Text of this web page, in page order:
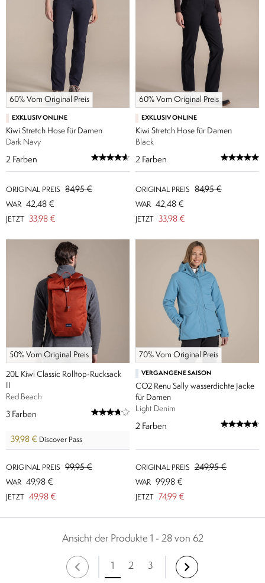
60% Vom Original Preis
EXKLUSIV ONLINE
Kiwi Stretch Hose für Damen
Dark Navy
2 Farben
ORIGINAL PREIS 84,95 €
WAR 42,48 €
JETZT 33,98 €
60% Vom Original Preis
EXKLUSIV ONLINE
Kiwi Stretch Hose für Damen
Black
2 Farben
ORIGINAL PREIS 84,95 €
WAR 42,48 €
JETZT 33,98 €
50% Vom Original Preis
20L Kiwi Classic Rolltop-Rucksack
Red Beach
3 Farben
39,98 € Discover Pass
ORIGINAL PREIS 99,95 €
WAR 49,98 €
JETZT 49,98 €
70% Vom Original Preis
VERGANGENE SAISON
CO2 Renu Sally wasserdichte Jacke
für Damen
Light Denim
2 Farben
ORIGINAL PREIS 249,95 €
WAR 99,98 €
JETZT 74,99 €
Ansicht der Produkte 1 - 28 von 62
1 2 3